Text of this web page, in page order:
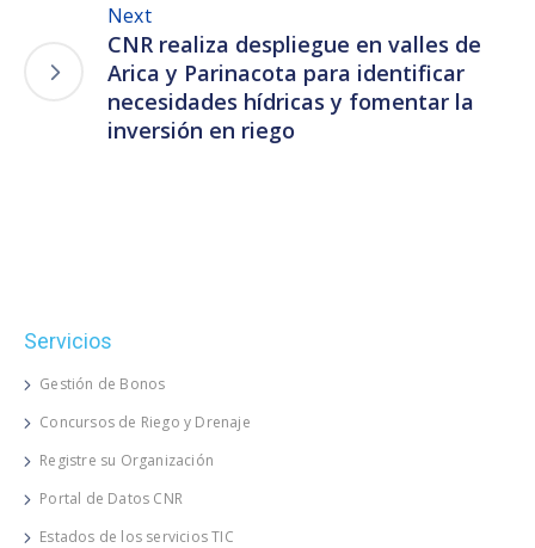
Next
CNR realiza despliegue en valles de
Arica y Parinacota para identificar
necesidades hídricas y fomentar la
inversión en riego
Servicios
Gestión de Bonos
Concursos de Riego y Drenaje
Registre su Organización
Portal de Datos CNR
Estados de los servicios TIC